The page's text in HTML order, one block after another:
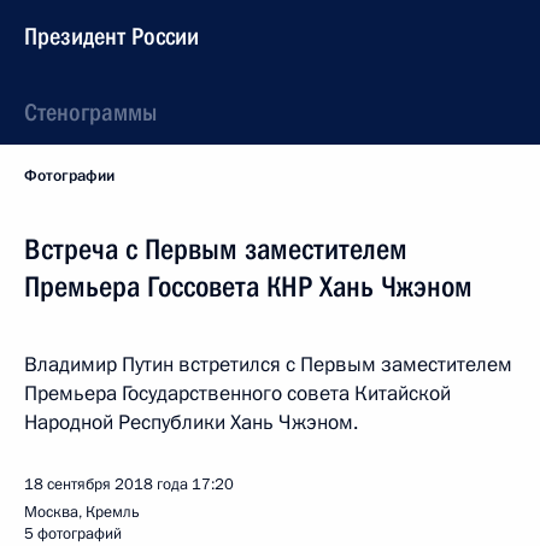
Президент России
Стенограммы
Фотографии
Встреча с Первым заместителем
Премьера Госсовета КНР Хань Чжэном
Владимир Путин встретился с Первым заместителем
Премьера Государственного совета Китайской
Народной Республики Хань Чжэном.
18 сентября 2018 года 17:20
Москва, Кремль
5 фотографий